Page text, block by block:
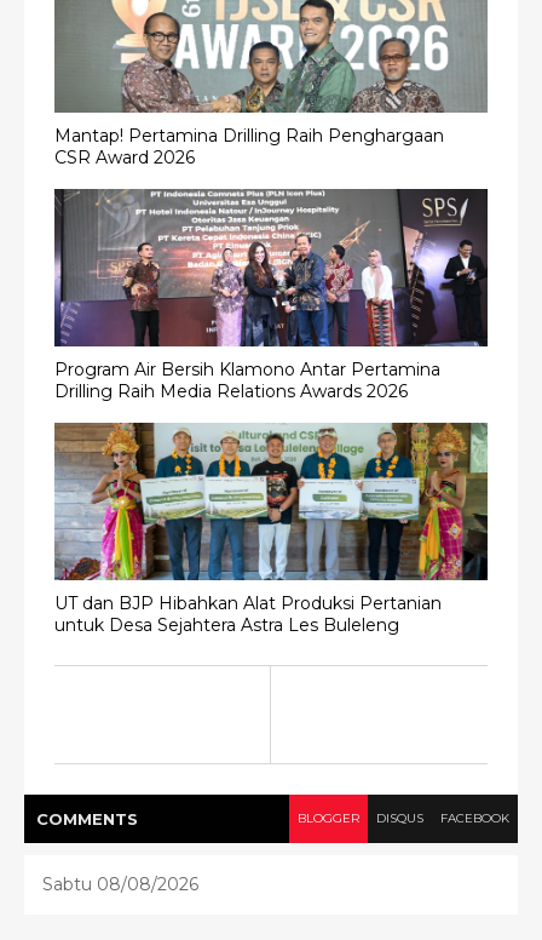
Mantap! Pertamina Drilling Raih Penghargaan
CSR Award 2026
Program Air Bersih Klamono Antar Pertamina
Drilling Raih Media Relations Awards 2026
UT dan BJP Hibahkan Alat Produksi Pertanian
untuk Desa Sejahtera Astra Les Buleleng
COMMENTS BLOGGER DISQUS FACEBOOK
Sabtu 08/08/2026